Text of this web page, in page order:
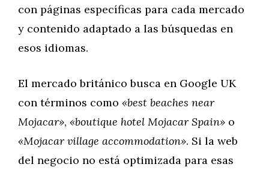
con páginas específicas para cada mercado
y contenido adaptado a las búsquedas en
esos idiomas.
El mercado británico busca en Google UK
con términos como «best beaches near
Mojacar», «boutique hotel Mojacar Spain» o
«Mojacar village accommodation». Si la web
del negocio no está optimizada para esas